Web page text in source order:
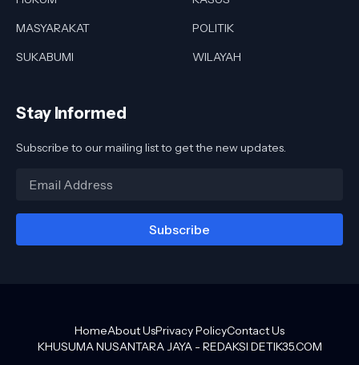
MASYARAKAT
POLITIK
SUKABUMI
WILAYAH
Stay Informed
Subscribe to our mailing list to get the new updates.
KHUSUMA NUSANTARA JAYA - REDAKSI DETIK35.COM
HomeAbout UsPrivacy PolicyContact Us